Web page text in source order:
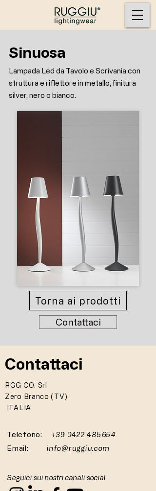
Sinuosa
Lampada Led da Tavolo e Scrivania con
struttura e riflettore in metallo, finitura
silver, nero o bianco.
Torna ai prodotti
Contattaci
Contattaci
RGG CO. Srl
Zero Branco (TV)
ITALIA
Telefono:
+39 0422 485654
Email: info@ruggiu.com
Seguici sui nostri canali social